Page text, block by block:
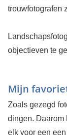
trouwfotografen
objectieven te
Mijn
Zoals gezegd
dingen. Daarom
elk voor een